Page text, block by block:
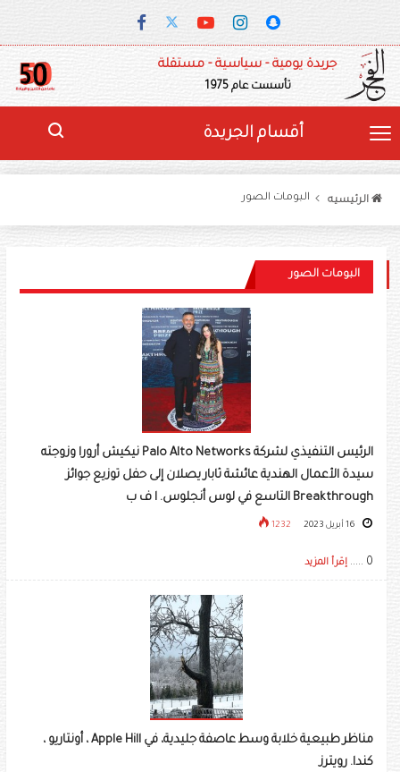
جريدة يومية - سياسية - مستقلة
تأسست عام 1975
أقسام الجريدة
الرئيسيه البومات الصور
البومات الصور
الرئيس التنفيذي لشركة Palo Alto Networks نيكيش أرورا وزوجته
سيدة الأعمال الهندية عائشة ثابار يصلان إلى حفل توزيع جوائز
Breakthrough التاسع في لوس أنجلوس. ا ف ب
1232
0 ..... إقرأ المزيد
مناظر طبيعية خلابة وسط عاصفة جليدية، في Apple Hill ، أونتاريو ،
كندا. رويترز